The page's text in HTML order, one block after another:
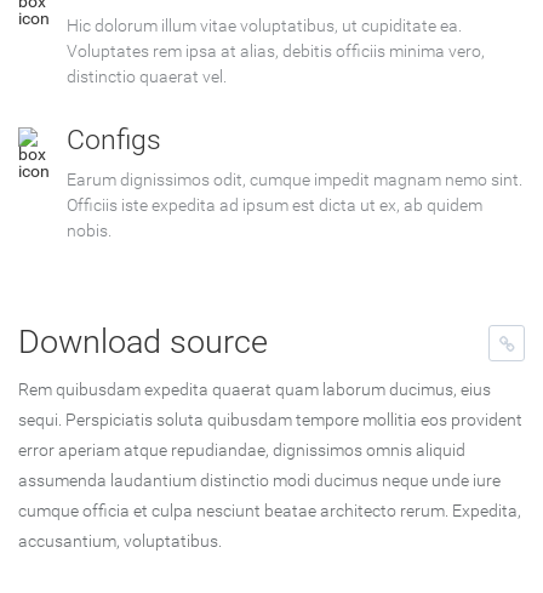
Hic dolorum illum vitae voluptatibus, ut cupiditate ea.
Voluptates rem ipsa at alias, debitis officiis minima vero,
distinctio quaerat vel.
Configs
Earum dignissimos odit, cumque impedit magnam nemo sint.
Officiis iste expedita ad ipsum est dicta ut ex, ab quidem
nobis.
Download source
Rem quibusdam expedita quaerat quam laborum ducimus, eius
sequi. Perspiciatis soluta quibusdam tempore mollitia eos provident
error aperiam atque repudiandae, dignissimos omnis aliquid
assumenda laudantium distinctio modi ducimus neque unde iure
cumque officia et culpa nesciunt beatae architecto rerum. Expedita,
accusantium, voluptatibus.